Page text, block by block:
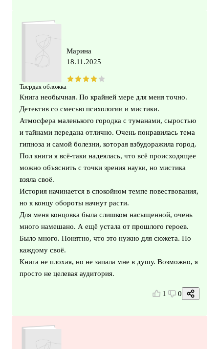
Твердая обложка
Марина
18.11.2025
Книга необычная. По крайней мере для меня точно.
Детектив со смесью психологии и мистики.
Атмосфера маленького городка с туманами, сыростью
и тайнами передана отлично. Очень понравилась тема
гипноза и самой болезни, которая взбудоражила город.
Пол книги я всё-таки надеялась, что всё происходящее
можно объяснить с точки зрения науки, но мистика
взяла своё.
История начинается в спокойном темпе повествования,
но к концу обороты начнут расти.
Для меня концовка была слишком насыщенной, очень
много намешано. А ещё устала от прошлого героев.
Было много. Понятно, что это нужно для сюжета. Но
каждому своё.
Книга не плохая, но не запала мне в душу. Возможно, я
просто не целевая аудитория.
1 0